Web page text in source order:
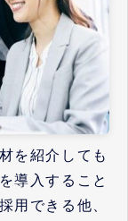
を紹介しても
導入すること
用できる他、